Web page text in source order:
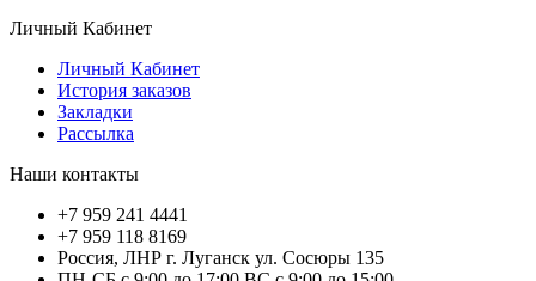
Личный Кабинет
Личный Кабинет
История заказов
Закладки
Рассылка
Наши контакты
+7 959 241 4441
+7 959 118 8169
Россия, ЛНР г. Луганск ул. Сосюры 135